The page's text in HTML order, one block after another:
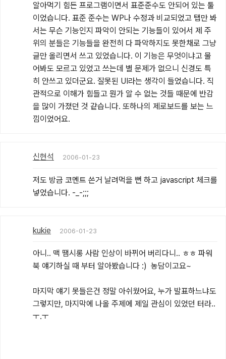
알아먹기 힘든 프로그램이면서 표준준수도 안되어 있는 툴
이었습니다. 표준 준수는 WP나 수정과 비교되었고 탭만 봐
서는 무슨 기능인지 파악이 안되는 기능들이 있어서 제 주
위의 분들은 기능들을 완전히 다 파악하지도 못한채로 그냥
글만 올리면서 쓰고 있었습니다. 이 기능은 무엇이냐고 물
어봐도 모르고 있었고 쓰는데 별 문제가 없으니 신경도 특
히 안쓰고 있더군요. 잘못된 UI라는 생각이 들었습니다. 직
관적으로 이해가 힘들고 뭔가 알 수 없는 것들 때문에 반감
을 많이 가졌던 것 같습니다. 또하나의 제로보드를 보는 느
낌이었어요.
신현석 2006-01-23
저도 방금 코멘트 쓴거 날려먹을 뻔 하고 javascript 체크를
넣었습니다. -_-;;;
kukie 2006-01-23
아니.. 맥 땜시롱 사람 인상이 바뀌어 버리다니.. ㅎㅎ 파워
북 얘기하실 때 부터 알아봤습니다 :)  농담이고요~
마지막 얘기 못들은건 정말 아쉬웠어요, 누가 발표하느냐도
그렇지만, 마지막에 나올 주제에 제일 관심이 있었던 터라..
ㅜ.ㅜ